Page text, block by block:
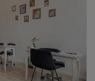
09:00 –16:00
Gesloten
sfeer.
Slowianka, Bio